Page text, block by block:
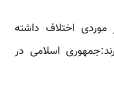
اختلاف داشته
جمهوری اسلامی در